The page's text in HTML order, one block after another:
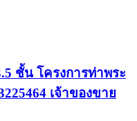
ชั้น โครงการท่าพระ
เจ้าของขาย